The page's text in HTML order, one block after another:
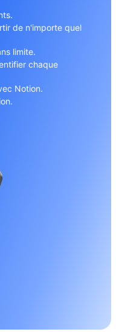
de n'importe quel
limite.
chaque
Notion.